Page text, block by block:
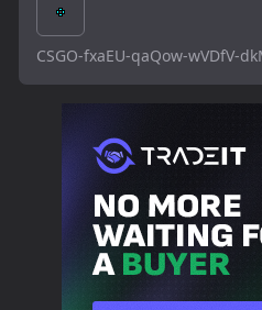
CSGO-fxaEU-qaQow-wVDfV-